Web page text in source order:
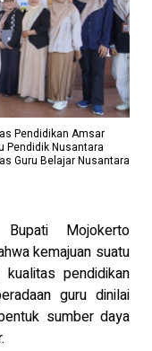
Pendidikan Amsar
Pendidik Nusantara
Guru Belajar Nusantara
Bupati Mojokerto
kemajuan suatu
pendidikan
guru dinilai
sumber daya